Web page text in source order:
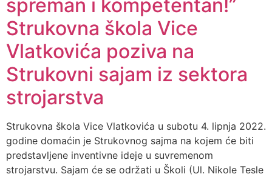
spreman i kompetentan!”
Strukovna škola Vice
Vlatkovića poziva na
Strukovni sajam iz sektora
strojarstva
Strukovna škola Vice Vlatkovića u subotu 4. lipnja 2022.
godine domaćin je Strukovnog sajma na kojem će biti
predstavljene inventivne ideje u suvremenom
strojarstvu. Sajam će se održati u Školi (Ul. Nikole Tesle